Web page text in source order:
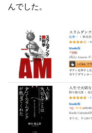
んでした。